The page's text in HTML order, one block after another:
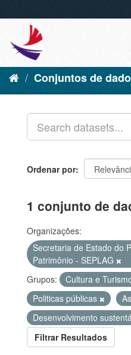
Conjuntos de
Ordenar por
1 conjunto de
Organizações:
Secretaria de Estado do
Patrimônio - SEPLAG
Grupos:
Cultura e
Politicas públicas
Desenvolvimento
Filtrar Resultados